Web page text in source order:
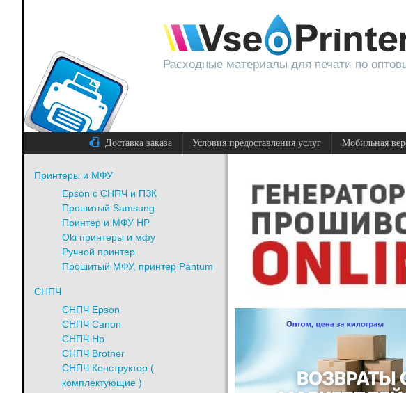
Расходные материалы для печати по
Доставка заказа Условия предоставления услуг Мобильная
Принтеры и МФУ
Epson с СНПЧ и ПЗК
Прошитый Samsung
Принтер и МФУ HP
Oki принтеры и мфу
Ручной принтер
Прошитый МФУ, принтер Pantum
СНПЧ
СНПЧ Epson
СНПЧ Canon
СНПЧ Hp
СНПЧ Brother
СНПЧ Конструктор (
комплектующие )